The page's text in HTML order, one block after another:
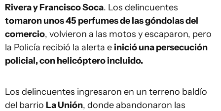
Rivera y Francisco Soca. Los delincuentes
tomaron unos 45 perfumes de las góndolas del
comercio, volvieron a las motos y escaparon, pero
la Policía recibió la alerta e inició una persecución
policial, con helicóptero incluido.
Los delincuentes ingresaron en un terreno baldío
del barrio La Unión, donde abandonaron las